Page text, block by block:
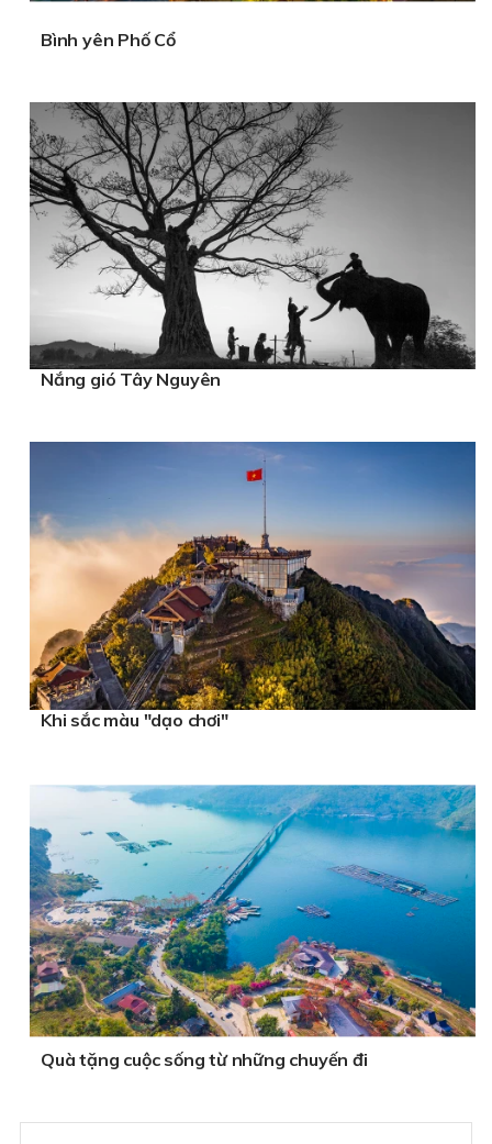
Bình yên Phố Cổ
Nắng gió Tây Nguyên
Khi sắc màu "dạo chơi"
Quà tặng cuộc sống từ những chuyến đi